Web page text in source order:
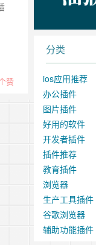
赞
分类
ios应用推荐
办公插件
图片插件
好用的软件
开发者插件
插件推荐
教育插件
浏览器
生产工具插件
谷歌浏览器
辅助功能插件